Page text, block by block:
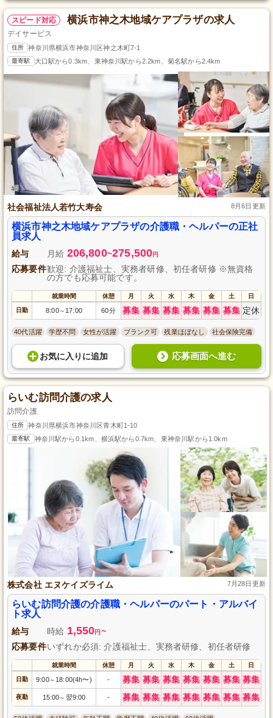
スピード対応 横浜市神之木地域ケアプラザの求人
デイサービス
住所 神奈川県横浜市神奈川区神之木町7-1
最寄駅 大口駅から0.3km、東神奈川駅から2.2km、菊名駅から2.4km
社会福祉法人若竹大寿会 8月6日更新
横浜市神之木地域ケアプラザの介護職・ヘルパーの正社
員求人
給与 月給 206,800~275,500円
応募要件歓迎: 介護福祉士、実務者研修、初任者研修 ※無資格
の方でも応募可能です。
就業時間 休憩 月 火 水 木 金 土 日
日勤 8:00～ 17:00 60分 募集 募集 募集 募集 募集 募集 定休
40代活躍 学歴不問 女性が活躍 ブランク可 残業ほぼなし 社会保険完備
お気に入り に追加 応募画面へ進む
らいむ訪問介護の求人
訪問介護
住所 神奈川県横浜市神奈川区青木町1-10
最寄駅 神奈川駅から0.1km、横浜駅から0.7km、東神奈川駅から1.0km
株式会社 エヌケイズライム 7月28日更新
らいむ訪問介護の介護職・ヘルパーのパート・アルバイ
ト求人
給与 時給 1,550円 ~
応募要件いずれか必須: 介護福祉士、実務者研修、初任者研修
就業時間 休憩 月 火 水 木 金 土 日
日勤 9:00～ 18:00(4h〜) - 募集 募集 募集 募集 募集 募集 募集
夜勤 15:00～ 翌9:00 - 募集 募集 募集 募集 募集 募集 募集